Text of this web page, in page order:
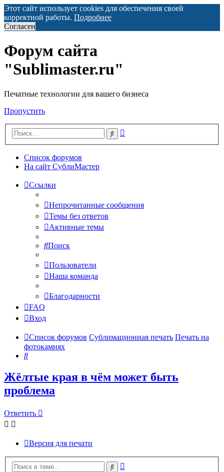
Этот сайт использует cookies для обеспечения своей
корректной работы. Подробнее
Согласен
Форум сайта
"Sublimaster.ru"
Печатные технологии для вашего бизнеса
Пропустить
Поиск
Список форумов
На сайт СублиМастер
Ссылки
Непрочитанные сообщения
Темы без ответов
Активные темы
Поиск
Пользователи
Наша команда
Благодарности
FAQ
Вход
Список форумов Сублимационная печать Печать на
фотокамнях
Поиск
Жёлтые края в чём может быть
проблема
Ответить
Версия для печати
Поиск